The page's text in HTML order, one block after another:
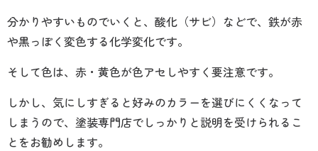
分かりやすいものでいくと、酸化（サビ）などで、鉄が赤
や黒っぽく変色する化学変化です。
そして色は、赤・黄色が色アセしやすく要注意です。
しかし、気にしすぎると好みのカラーを選びにくくなって
しまうので、塗装専門店でしっかりと説明を受けられるこ
とをお勧めします。